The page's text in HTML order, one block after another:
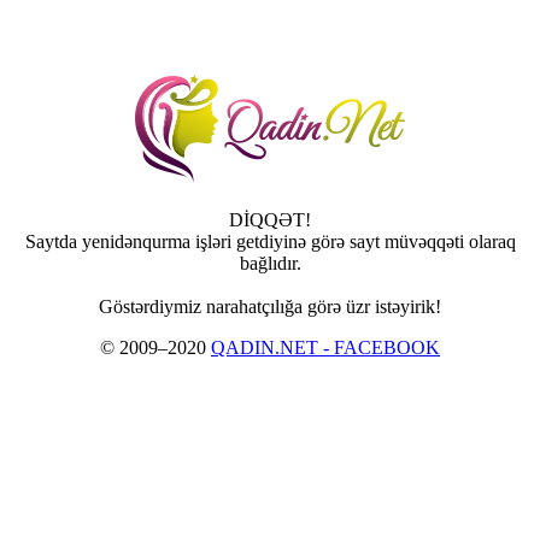
DİQQƏT!
Saytda yenidənqurma işləri getdiyinə görə sayt müvəqqəti olaraq
bağlıdır.
Göstərdiymiz narahatçılığa görə üzr istəyirik!
© 2009–2020 QADIN.NET - FACEBOOK